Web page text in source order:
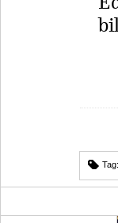
Tag: